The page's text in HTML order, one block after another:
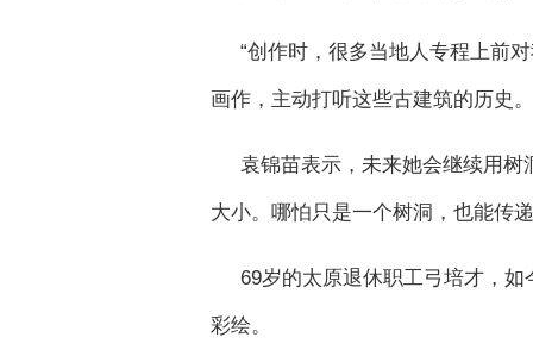
“创作时，很多当地人专程上前
画作，主动打听这些古建筑的历史
袁锦苗表示，未来她会继续用
大小。哪怕只是一个树洞，也能传
69岁的太原退休职工弓培才，
彩绘。